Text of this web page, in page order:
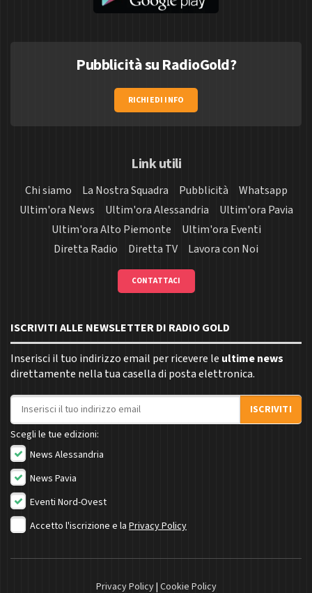
Pubblicità su RadioGold?
RICHIEDI INFO
Link utili
Chi siamo La Nostra Squadra Pubblicità
Whatsapp
Ultim'ora News
Ultim'ora Alessandria
Ultim'ora Pavia
Ultim'ora Alto Piemonte
Ultim'ora Eventi
Diretta Radio
Diretta TV Lavora con Noi
CONTATTACI
ISCRIVITI ALLE NEWSLETTER DI RADIO GOLD
Inserisci il tuo indirizzo email per ricevere le ultime news
direttamente nella tua casella di posta elettronica.
Indirizzo email
ISCRIVITI
Scegli le tue edizioni:
News Alessandria
News Pavia
Eventi Nord-Ovest
Accetto l'iscrizione e la Privacy Policy
Privacy Policy| Cookie Policy